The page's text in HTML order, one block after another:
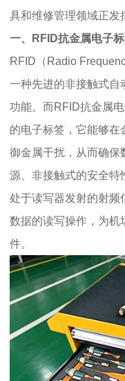
具和维修管理领域正发
一、RFID抗金属电子
RFID（Radio
一种先进的非接触式自
功能。而RFID抗金属
的电子标签，它能够
御金属干扰，从而确保
源、非接触式的安全特
处于读写器发射的射频
数据的读写操作，为机
件。